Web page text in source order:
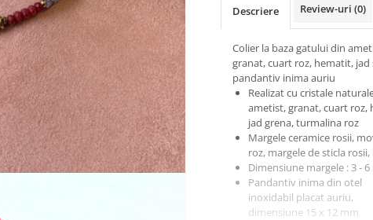
Descriere Review-uri (0)
Colier la baza gatului din
granat, cuart roz, hematit, jad
pandantiv inima auriu
Realizat cu cristale
ametist, granat, cuart roz,
jad grena, turmalina roz
Margele ceramice rosii,
roz, margele de sticla rosii,
Dimensiune margele : 3 -
Pandantiv inima din otel
inoxidabil placat auriu,
dimensiune 15 x 12 mm